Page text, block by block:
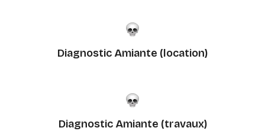
Diagnostic Amiante (location)
Diagnostic Amiante (travaux)